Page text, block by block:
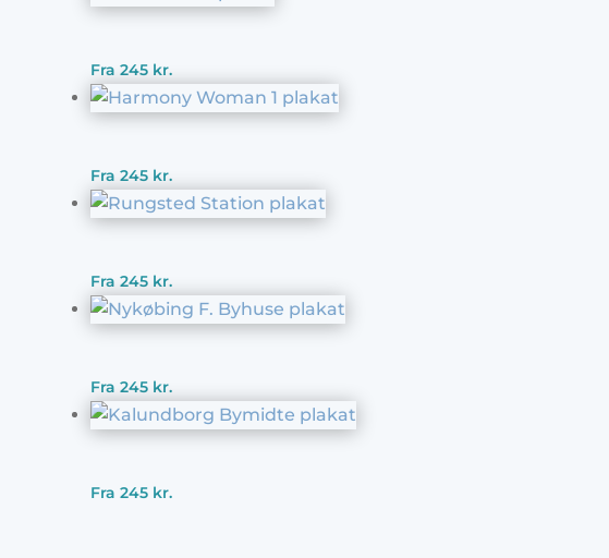
Fra245 kr.
Fra245 kr.
Fra245 kr.
Fra245 kr.
Fra245 kr.